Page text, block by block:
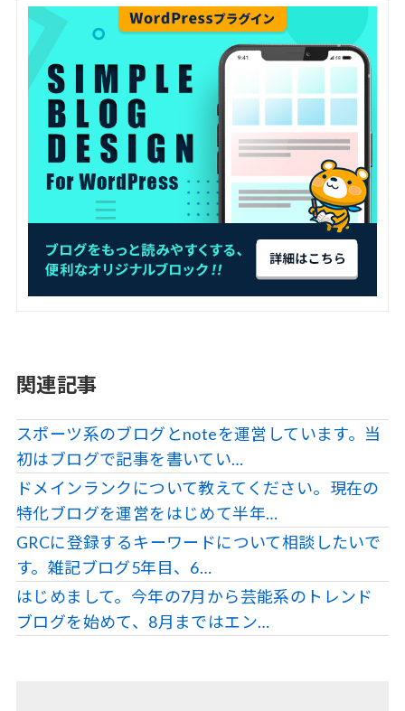
関連記事
スポーツ系のブログとnoteを運営しています。当
初はブログで記事を書いてい…
ドメインランクについて教えてください。現在の
特化ブログを運営をはじめて半年…
GRCに登録するキーワードについて相談したいで
す。雑記ブログ5年目、6…
はじめまして。今年の7月から芸能系のトレンド
ブログを始めて、8月まではエン…